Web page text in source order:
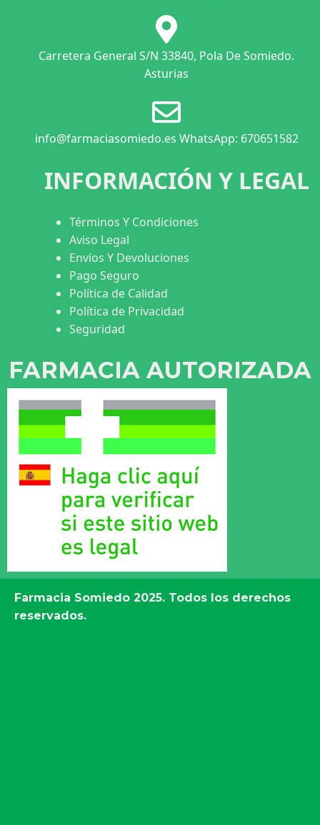
Carretera General S/N 33840, Pola De Somiedo.
Asturias
info@farmaciasomiedo.es WhatsApp: 670651582
INFORMACIÓN Y LEGAL
Términos Y Condiciones
Aviso Legal
Envíos Y Devoluciones
Pago Seguro
Política de Calidad
Política de Privacidad
Seguridad
FARMACIA AUTORIZADA
Farmacia Somiedo 2025. Todos los derechos
reservados.